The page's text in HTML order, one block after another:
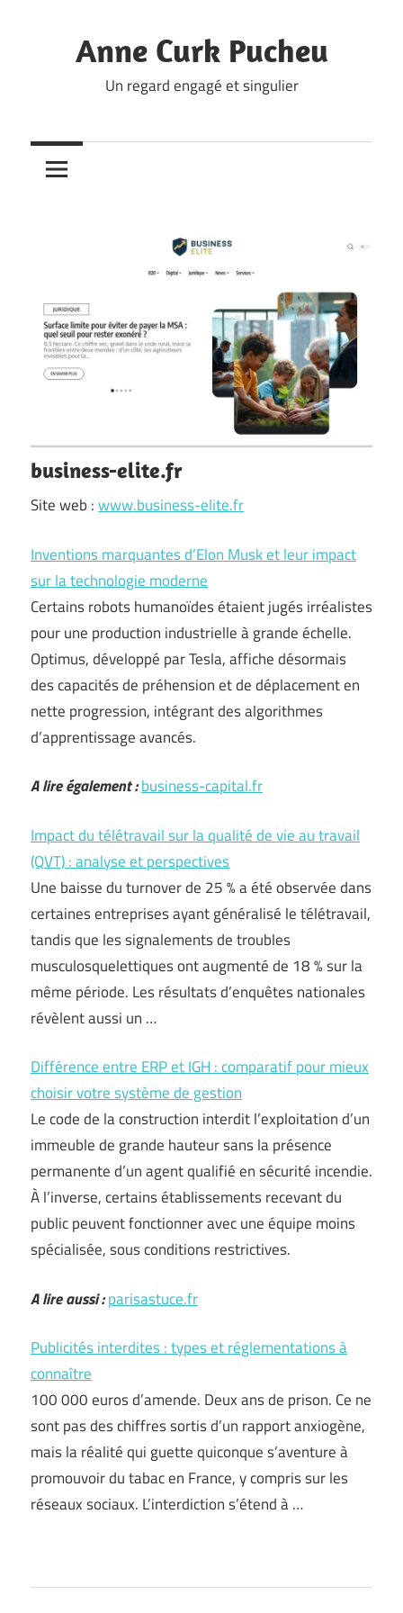
contentAnne Curk Pucheu
Un regard engagé et singulier
business-elite.fr
Site web :www.business-elite.fr
Inventions marquantes d’Elon Musk et leur impact
sur la technologie moderne
Certains robots humanoïdes étaient jugés irréalistes
pour une production industrielle à grande échelle.
Optimus, développé par Tesla, affiche désormais
des capacités de préhension et de déplacement en
nette progression, intégrant des algorithmes
d’apprentissage avancés.
A lire également :business-capital.fr
Impact du télétravail sur la qualité de vie au travail
(QVT) : analyse et perspectives
Une baisse du turnover de 25 % a été observée dans
certaines entreprises ayant généralisé le télétravail,
tandis que les signalements de troubles
musculosquelettiques ont augmenté de 18 % sur la
même période. Les résultats d’enquêtes nationales
révèlent aussi un …
Différence entre ERP et IGH : comparatif pour mieux
choisir votre système de gestion
Le code de la construction interdit l’exploitation d’un
immeuble de grande hauteur sans la présence
permanente d’un agent qualifié en sécurité incendie.
À l’inverse, certains établissements recevant du
public peuvent fonctionner avec une équipe moins
spécialisée, sous conditions restrictives.
A lire aussi :parisastuce.fr
Publicités interdites : types et réglementations à
connaître
100 000 euros d’amende. Deux ans de prison. Ce ne
sont pas des chiffres sortis d’un rapport anxiogène,
mais la réalité qui guette quiconque s’aventure à
promouvoir du tabac en France, y compris sur les
réseaux sociaux. L’interdiction s’étend à …